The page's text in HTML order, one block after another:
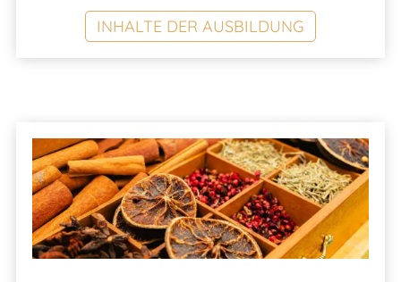
INHALTE DER AUSBILDUNG